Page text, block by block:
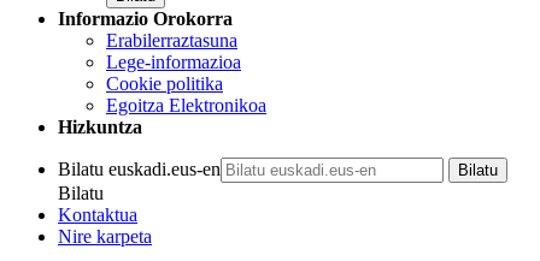
Informazio Orokorra
Erabilerraztasuna
Lege-informazioa
Cookie politika
Egoitza Elektronikoa
Hizkuntza
Bilatu euskadi.eus-en
Bilatu
Kontaktua
Nire karpeta